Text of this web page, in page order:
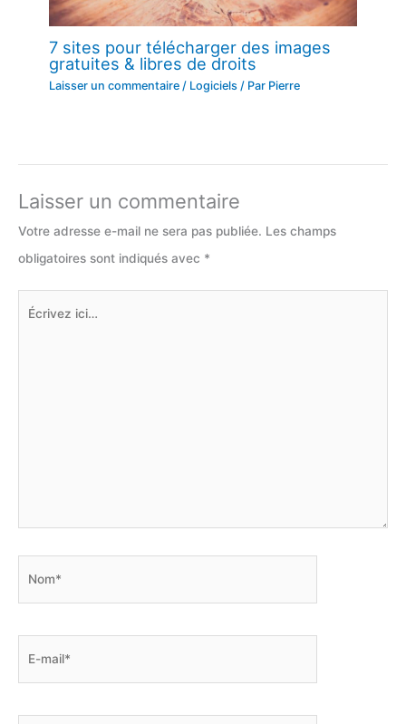
7 sites pour télécharger des images
gratuites & libres de droits
Laisser un commentaire / Logiciels / Par Pierre
Laisser un commentaire
Votre adresse e-mail ne sera pas publiée. Les champs
obligatoires sont indiqués avec *